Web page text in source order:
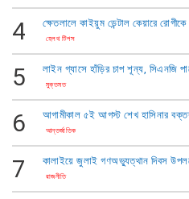
4 ক্ষেতলালে কাইয়ুম ডেন্টাল কেয়ারে রোগীকে
হেলথ টিপস
5 ​লাইন গ্যাসে হাঁড়ির চাপ শূন্য, সিএনজি
মুক্তমত
6 আগামীকাল ৫ই আগস্ট শেখ হাসিনার
আন্তর্জাতিক
7 কালাইয়ে জুলাই গণঅভ্যুত্থান দিবস
রাজনীতি